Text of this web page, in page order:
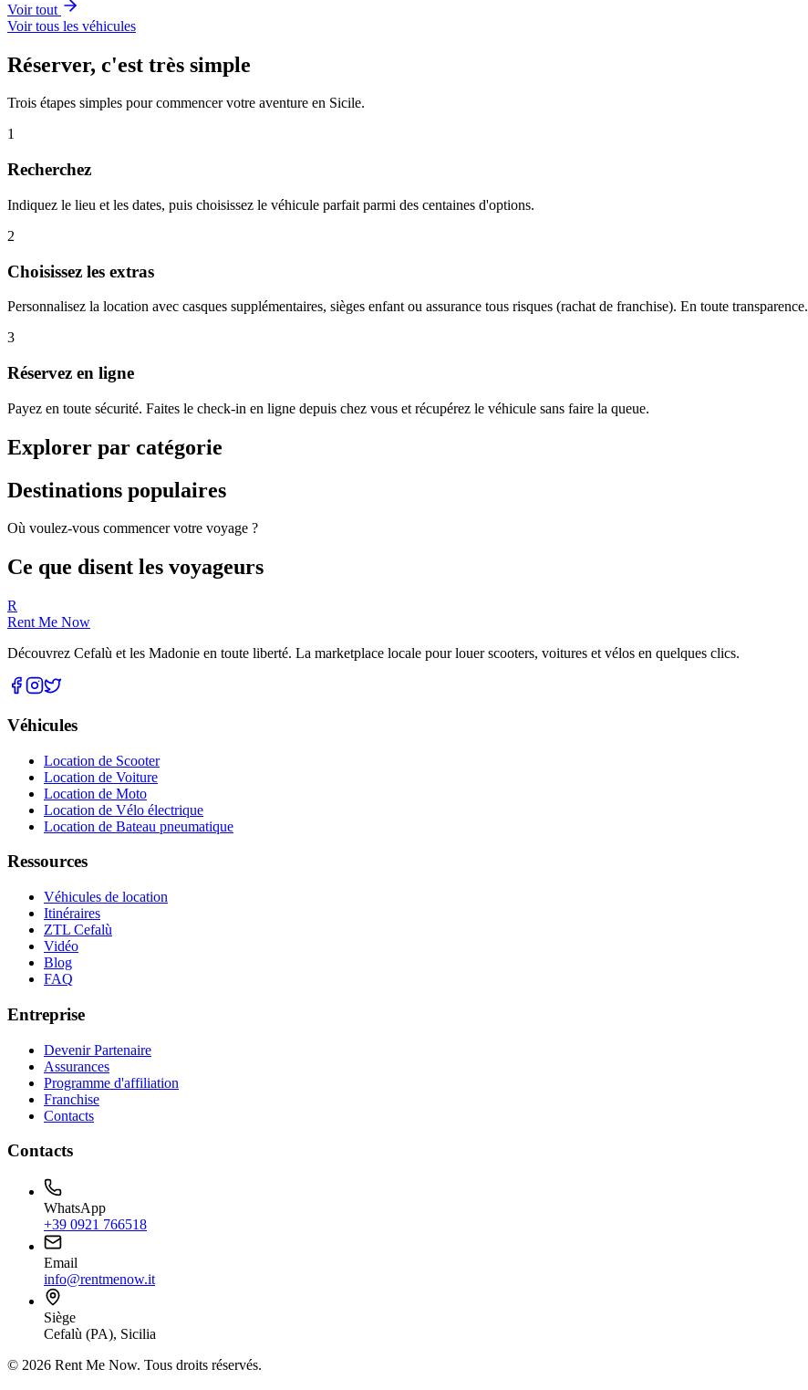
Voir tout
Voir tous les véhicules
Réserver, c'est très simple
Trois étapes simples pour commencer votre aventure en Sicile.
1
Recherchez
Indiquez le lieu et les dates, puis choisissez le véhicule parfait parmi des centaines d'options.
2
Choisissez les extras
Personnalisez la location avec casques supplémentaires, sièges enfant ou assurance tous risques (rachat de franchise). En toute transparence.
3
Réservez en ligne
Payez en toute sécurité. Faites le check-in en ligne depuis chez vous et récupérez le véhicule sans faire la queue.
Explorer par catégorie
Destinations populaires
Où voulez-vous commencer votre voyage ?
Ce que disent les voyageurs
R
Rent Me Now
Découvrez Cefalù et les Madonie en toute liberté. La marketplace locale pour louer scooters, voitures et vélos en quelques clics.
Véhicules
Location de Scooter
Location de Voiture
Location de Moto
Location de Vélo électrique
Location de Bateau pneumatique
Ressources
Véhicules de location
Itinéraires
ZTL Cefalù
Vidéo
Blog
FAQ
Entreprise
Devenir Partenaire
Assurances
Programme d'affiliation
Franchise
Contacts
Contacts
WhatsApp
+39 0921 766518
Email
info@rentmenow.it
Siège
Cefalù (PA), Sicilia
© 2026 Rent Me Now. Tous droits réservés.